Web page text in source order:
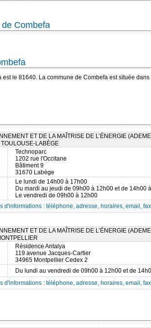
Combefa
est le 81640. La commune de Combefa est située dans
ET DE LA MAÎTRISE DE L’ÉNERGIE
LABÈGE
Technoparc
1202 rue l'Occitane
Bâtiment 9
31670 Labège
Le lundi de 14h00 à 17h00
Du mardi au jeudi de 09h00 à 12h00 et de 14h00
Le vendredi de 09h00 à 12h00
d'informations : téléphone, adresse, horaires, email,
ET DE LA MAÎTRISE DE L’ÉNERGIE
Résidence Antalya
119 avenue Jacques-Cartier
34965 Montpellier Cedex 2
Du lundi au vendredi de 09h00 à 12h00 et de
d'informations : téléphone, adresse, horaires, email,